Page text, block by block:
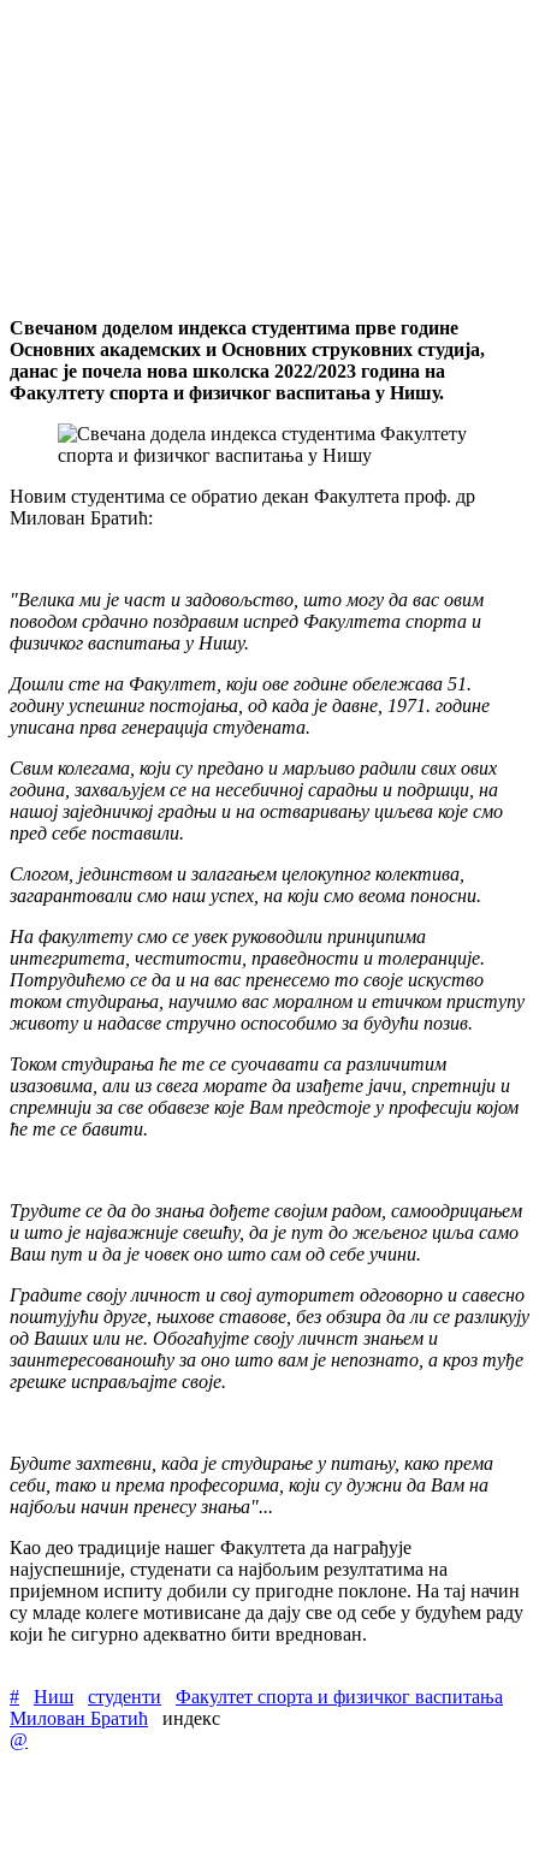
Свечаном доделом индекса студентима прве године
Основних академских и Основних струковних студија,
данас је почела нова школска 2022/2023 година на
Факултету спорта и физичког васпитања у Нишу.
Новим студентима се обратио декан Факултета проф. др
Милован Братић:
"Велика ми је част и задовољство, што могу да вас овим
поводом срдачно поздравим испред Факултета спорта и
физичког васпитања у Нишу.
Дошли сте на Факултет, који ове године обележава 51.
годину успешниг постојања, од када је давне, 1971. године
уписана прва генерација студената.
Свим колегама, који су предано и марљиво радили свих ових
година, захваљујем се на несебичној сарадњи и подршци, на
нашој заједничкој градњи и на остваривању циљева које смо
пред себе поставили.
Слогом, јединством и залагањем целокупног колектива,
загарантовали смо наш успех, на који смо веома поносни.
На факултету смо се увек руководили принципима
интегритета, честитости, праведности и толеранције.
Потрудићемо се да и на вас пренесемо то своје искуство
током студирања, научимо вас моралном и етичком приступу
животу и надасве стручно оспособимо за будући позив.
Током студирања ће те се суочавати са различитим
изазовима, али из свега морате да изађете јачи, спретнији и
спремнији за све обавезе које Вам предстоје у професији којом
ће те се бавити.
Трудите се да до знања дођете својим радом, самоодрицањем
и што је најважније свешћу, да је пут до жељеног циља само
Ваш пут и да је човек оно што сам од себе учини.
Градите своју личност и свој ауторитет одговорно и савесно
поштујући друге, њихове ставове, без обзира да ли се разликују
од Ваших или не. Обогаћујте своју личнст знањем и
заинтересованошћу за оно што вам је непознато, а кроз туђе
грешке исправљајте своје.
Будите захтевни, када је студирање у питању, како према
себи, тако и према професорима, који су дужни да Вам на
најбољи начин пренесу знања"...
Као део традиције нашег Факултета да награђује
најуспешније, студенати са најбољим резултатима на
пријемном испиту добили су пригодне поклоне. На тај начин
су младе колеге мотивисане да дају све од себе у будућем раду
који ће сигурно адекватно бити вреднован.
# Ниш студенти
Факултет спорта и физичког васпитања
Милован Братић
индекс
@